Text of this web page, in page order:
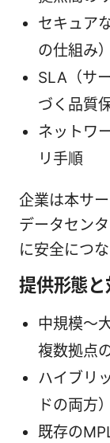
セキュア
の仕組み）
SLA（サ
づく品質
ネットワ
リ手順
企業は本サ
データセン
に安全につ
提供形態と
中規模〜
複数拠点
ハイブリ
ドの両方
既存の